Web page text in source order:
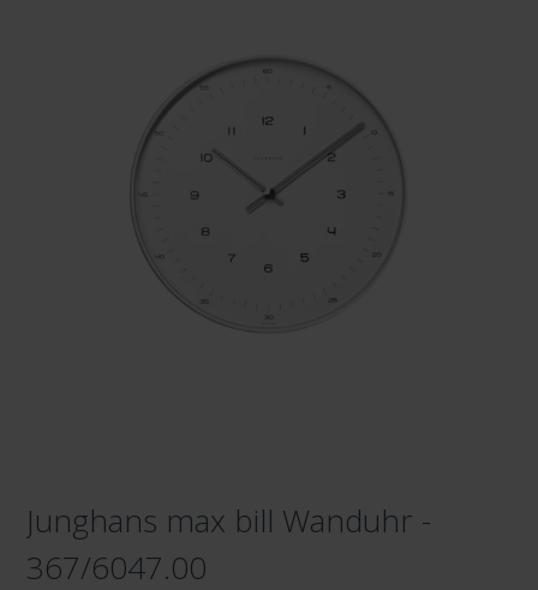
Junghans max bill Wanduhr -
367/6047.00